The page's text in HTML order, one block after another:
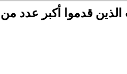
قدموا أكبر عدد من